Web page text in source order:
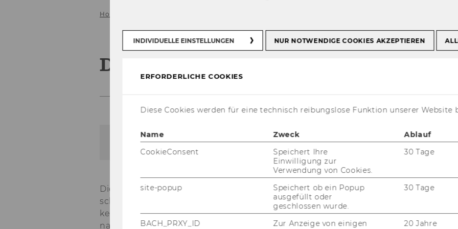
Home
Duden Sprachwissen
Zur Da­ten­bank
Die Stan­dard­wer­ke von Duden be­ant­wor­ten Fra­gen rund um die deut­
sche Spra­che und zu aus­ge­wähl­ten Spe­zi­al­the­men. 16 Nach­schla­ge­wer­
ke ste­hen on­line zur Ver­fü­gung. Diese kön­nen zu­sam­men, ein­zeln oder
nach per­sön­li­cher Aus­wahl durch­sucht wer­den.
INDIVIDUELLE EINSTELLUNGEN NUR NOTWENDIGE COOKIES AKZEPTIEREN
ERFORDERLICHE COOKIES
Diese Cookies werden für eine technisch reibungslose Funktion unserer Website
Name Zweck Ablauf
CookieConsent
Speichert Ihre
Einwilligung zur
Verwendung von Cookies.
30 Tage
site-popup
Speichert ob ein Popup
ausgefüllt oder
geschlossen wurde.
30 Tage
BACH_PRXY_ID
Zur Anzeige von einigen
20 Jahre